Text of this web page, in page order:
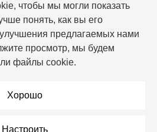
чтобы мы могли показать
понять, как вы его
предлагаемых нами
просмотр, мы будем
файлы cookie.
Хорошо
Настроить
Пн–Пт: 10:00 – 19:00